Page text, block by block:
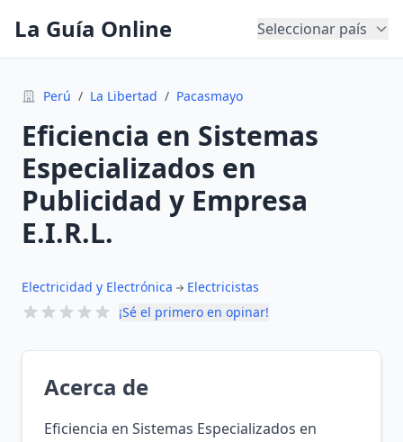
La Guía Online Seleccionar país
Perú / La Libertad / Pacasmayo
Eficiencia en Sistemas
Especializados en
Publicidad y Empresa
E.I.R.L.
Electricidad y Electrónica
Electricistas
¡Sé el primero en opinar!
Acerca de
Eficiencia en Sistemas Especializados en